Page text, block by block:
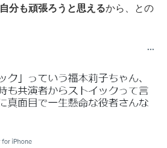
自分も頑張ろうと思えるから、との